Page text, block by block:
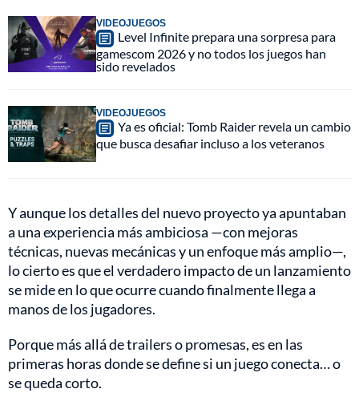
VIDEOJUEGOS
Level Infinite prepara una sorpresa para
gamescom 2026 y no todos los juegos han
sido revelados
VIDEOJUEGOS
Ya es oficial: Tomb Raider revela un cambio
que busca desafiar incluso a los veteranos
Y aunque los detalles del nuevo proyecto ya apuntaban
a una experiencia más ambiciosa —con mejoras
técnicas, nuevas mecánicas y un enfoque más amplio—,
lo cierto es que el verdadero impacto de un lanzamiento
se mide en lo que ocurre cuando finalmente llega a
manos de los jugadores.
Porque más allá de trailers o promesas, es en las
primeras horas donde se define si un juego conecta… o
se queda corto.